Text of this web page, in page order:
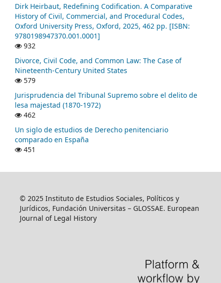
Dirk Heirbaut, Redefining Codification. A Comparative
History of Civil, Commercial, and Procedural Codes,
Oxford University Press, Oxford, 2025, 462 pp. [ISBN:
9780198947370.001.0001]
932
Divorce, Civil Code, and Common Law: The Case of
Nineteenth-Century United States
579
Jurisprudencia del Tribunal Supremo sobre el delito de
lesa majestad (1870-1972)
462
Un siglo de estudios de Derecho penitenciario
comparado en España
451
© 2025 Instituto de Estudios Sociales, Políticos y
Jurídicos, Fundación Universitas – GLOSSAE. European
Journal of Legal History